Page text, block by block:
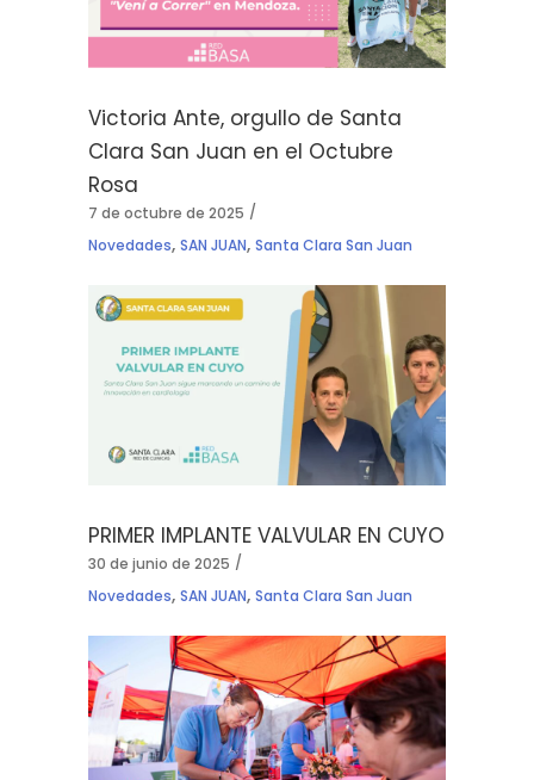
Victoria Ante, orgullo de Santa
Clara San Juan en el Octubre
Rosa
7 de octubre de 2025
Novedades, SAN JUAN, Santa Clara San Juan
PRIMER IMPLANTE VALVULAR EN CUYO
30 de junio de 2025
Novedades, SAN JUAN, Santa Clara San Juan